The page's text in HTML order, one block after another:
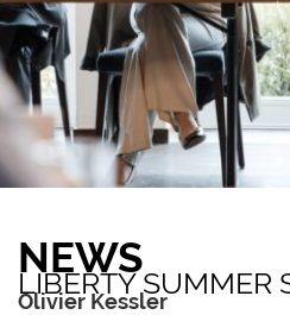
NEWS
LIBERTY SUMMER
Olivier Kessler